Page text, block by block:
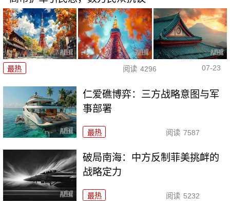
最热 阅读 4296 07-23
仁爱礁博弈：三方战略意图与军
事部署
最热 阅读 7587
破局南海：中方反制菲美挑衅的
战略定力
最热 阅读 5232